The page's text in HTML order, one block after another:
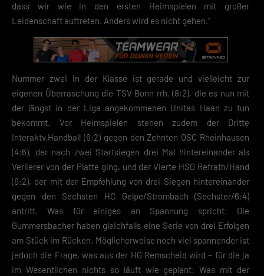
dass wir wie in den ersten Heimspielen mit großer
Leidenschaft auftreten. Anders wird es nicht gehen.“
Nummer zwei in der Klasse ist gerade und vielleicht zur
eigenen Überraschung die TSV Bonn rrh. (8:2), die es nun mit
der längst in der Liga angekommenen Unitas Haan zu tun
bekommt. Vor Heimspielen stehen zudem der Dritte
Interaktv.Handball (6:2) gegen den Zehnten OSC Rheinhausen
(4:6), der nach zwei Startsiegen drei Mal hintereinander als
Verlierer von der Platte ging, und der Vierte HSG Refrath/Hand
(6:2), der mit der Empfehlung von drei Siegen hintereinander
gegen den Sechsten HC Gelpe/Strombach (Sechster/6:4)
antritt. Was für einiges an Spannung spricht: Die
Gummersbacher haben gleichfalls eine Serie von drei Erfolgen
am Stück im Rücken. Möglicherweise noch viel spannender ist
jedoch die Frage, was aus der HG Remscheid wird – für die ja
im Wesentlichen nichts so läuft wie geplant: Was mit der
Ireland Limited. Hier können personenbezogene Daten verarbeitet
(z. B. IP-Adressen). Informationen zu den Funktionen und Anbietern
Informationen über die Verwendung deiner Daten findest du in
unserer Datenschutzerklärung.
Mit dem Klick auf „Verstanden“ erklärst du dich mit der Verwendung der
Cookies einverstanden. Wir bitten dich um Verständnis, dass du ohne
Zustimmung zur Cookie-Verwendung unser Angebot nicht nutzen
Wenn du unter 16 Jahre alt bist und deine Zustimmung zu freiwilligen
Diensten geben möchtest, musst du deine Erziehungsberechtigten um
Erlaubnis bitten.
Hier finden Sie eine Übersicht über alle verwendeten Cookies. Sie
Ihre Einwilligung zu ganzen Kategorien geben oder sich weitere
Informationen anzeigen lassen und so nur bestimmte Cookies
auswählen.
Speichern
Zurück
Datenschutzeinstellungen
Essenziell (2)